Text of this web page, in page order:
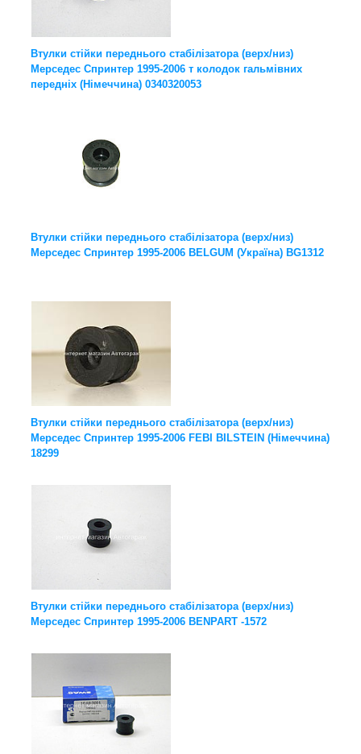
Втулки стійки переднього стабілізатора (верх/низ)
Мерседес Спринтер 1995-2006 т колодок гальмівних
передніх (Німеччина) 0340320053
Втулки стійки переднього стабілізатора (верх/низ)
Мерседес Спринтер 1995-2006 BELGUM (Україна) BG1312
Втулки стійки переднього стабілізатора (верх/низ)
Мерседес Спринтер 1995-2006 FEBI BILSTEIN (Німеччина)
18299
Втулки стійки переднього стабілізатора (верх/низ)
Мерседес Спринтер 1995-2006 BENPART -1572